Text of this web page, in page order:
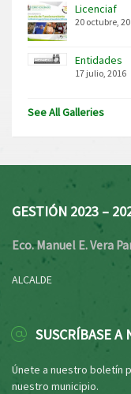
Licenciaf
20 octubre,
Entidades
17 julio, 2016
See All Galleries
GESTIÓN 2023 –
Eco. Manuel E. Vera
ALCALDE
SUSCRÍBASE A
Únete a nuestro boletín
nuestro municipio.